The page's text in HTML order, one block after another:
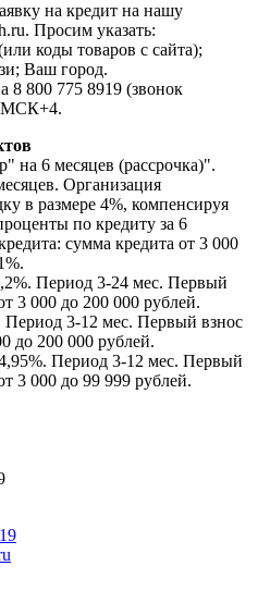
на кредит на нашу
Просим указать:
коды товаров с сайта);
Ваш город.
8 800 775 8919 (звонок
МСК+4.
на 6 месяцев (рассрочка)".
Организация
в размере 4%, компенсируя
по кредиту за 6
сумма кредита от 3 000
Период 3-24 мес. Первый
3 000 до 200 000 рублей.
3-12 мес. Первый взнос
до 200 000 рублей.
Период 3-12 мес. Первый
3 000 до 99 999 рублей.